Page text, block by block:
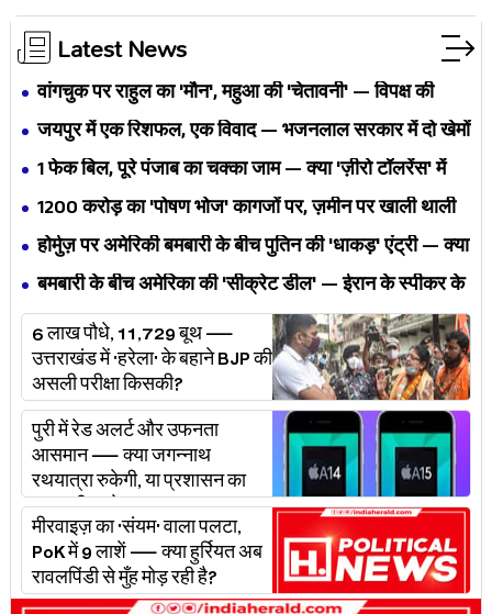
Latest News
वांगचुक पर राहुल का 'मौन', महुआ की 'चेतावनी' — विपक्ष की
एकता BJP का नैरेटिव बदलने से पहले बिखर रही है?
जयपुर में एक रिशफल, एक विवाद — भजनलाल सरकार में दो खेमों
की जंग अब छुपेगी कैसे?
1 फेक बिल, पूरे पंजाब का चक्का जाम — क्या 'ज़ीरो टॉलरेंस' में
अपनी ही यूनियनों से घिर गए भगवंत मान?
₹1200 करोड़ का 'पोषण भोज' कागजों पर, ज़मीन पर खाली थाली
— MP के बच्चों का निवाला कौन निगल रहा है?
होर्मुज़ पर अमेरिकी बमबारी के बीच पुतिन की 'धाकड़' एंट्री — क्या
ट्रंप-ईरान की जंग अब महायुद्ध बनेगी?
बमबारी के बीच अमेरिका की 'सीक्रेट डील' — ईरान के स्पीकर के
खुलासे ने असली खेल बेनक़ाब किया?
6 लाख पौधे, 11,729 बूथ —
उत्तराखंड में 'हरेला' के बहाने BJP की
असली परीक्षा किसकी?
पुरी में रेड अलर्ट और उफनता
आसमान — क्या जगन्नाथ
रथयात्रा रुकेगी, या प्रशासन का
'प्लान बी' चलेगा?
मीरवाइज़ का 'संयम' वाला पलटा,
PoK में 9 लाशें — क्या हुर्रियत अब
रावलपिंडी से मुँह मोड़ रही है?